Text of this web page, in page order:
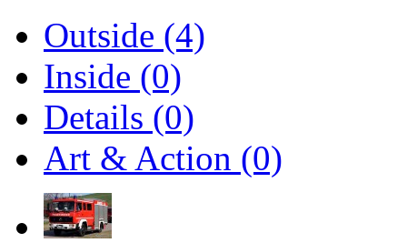
Outside (4)
Inside (0)
Details (0)
Art & Action (0)